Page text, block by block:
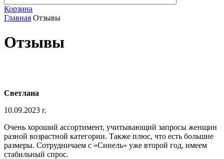
Корзина
Главная Отзывы
Отзывы
Светлана
10.09.2023 г.
Очень хороший ассортимент, учитывающий запросы женщин
разной возрастной категории. Также плюс, что есть большие
размеры. Сотрудничаем с «Синель» уже второй год, имеем
стабильный спрос.